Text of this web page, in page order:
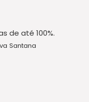
de até 100%.
Santana